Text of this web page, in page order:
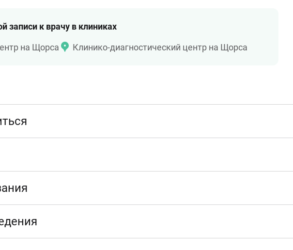
записи к врачу в клиниках
на Щорса Клинико-диагностический центр на Щорса